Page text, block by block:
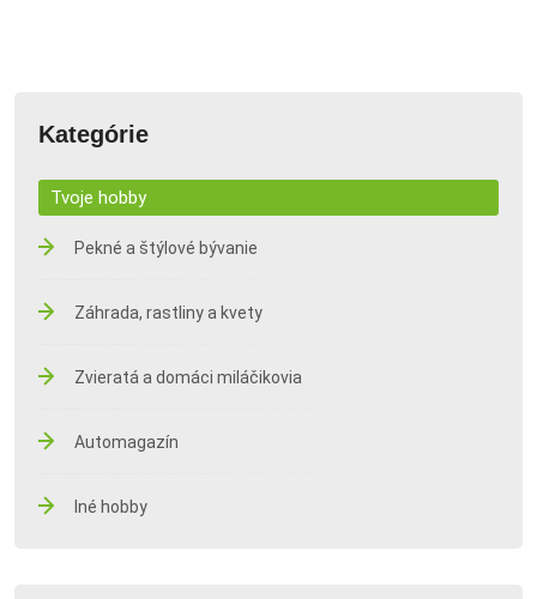
Kategórie
Tvoje hobby
Pekné a štýlové bývanie
Záhrada, rastliny a kvety
Zvieratá a domáci miláčikovia
Automagazín
Iné hobby